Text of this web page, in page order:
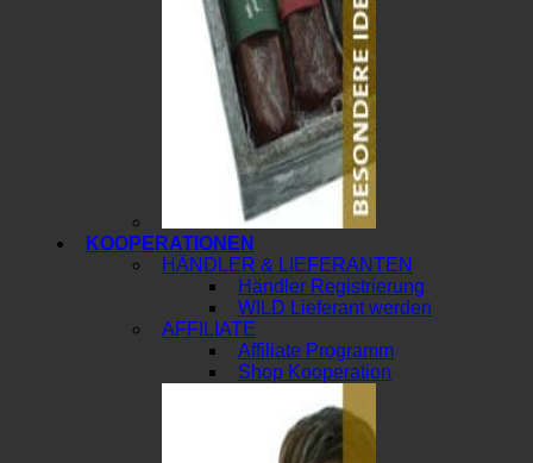
KOOPERATIONEN
HÄNDLER & LIEFERANTEN
Händler Registrierung
WILD Lieferant werden
AFFILIATE
Affiliate Programm
Shop Kooperation